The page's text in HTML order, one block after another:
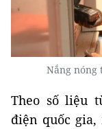
Nắng
Theo số liệu
điện quốc gia,